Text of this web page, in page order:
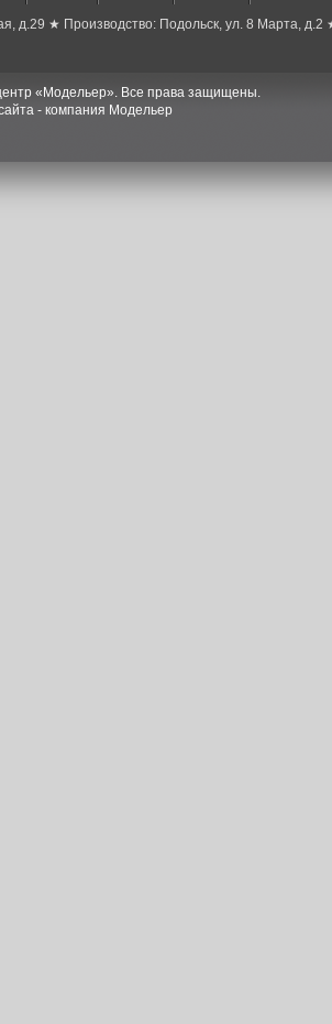
д.29 ★ Производство: Подольск, ул. 8 Марта,
«Модельер». Все права защищены.
- компания Модельер